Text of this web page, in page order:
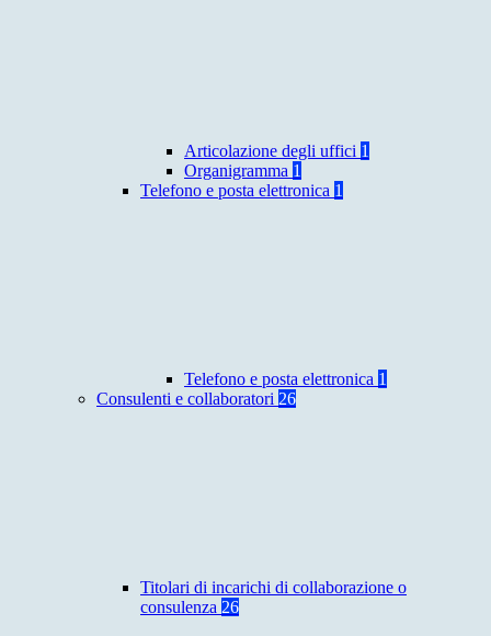
Articolazione degli uffici 1
Organigramma 1
Telefono e posta elettronica 1
Telefono e posta elettronica 1
Consulenti e collaboratori 26
Titolari di incarichi di collaborazione o
consulenza 26